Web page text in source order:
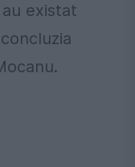
existat